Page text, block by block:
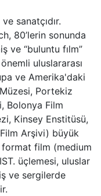
sanatçıdır.
80’lerin sonunda
ve “buluntu fılm”
uluslararası
ve Amerika'daki
Portekiz
Bolonya Film
Kinsey Enstitüsü,
Arşivi) büyük
film (medium
üçlemesi, uluslar
ve sergilerde